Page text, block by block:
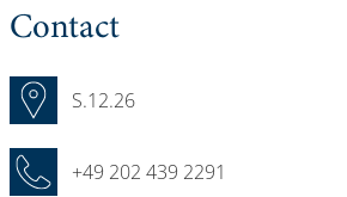
Contact
S.12.26
+49 202 439 2291